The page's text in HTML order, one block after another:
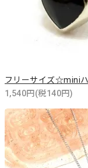
フリーサイズ☆miniハ
1,540円(税140円)